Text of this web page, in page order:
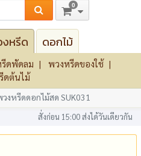
0
หรีด ดอกไม้
ดพัดลม
พวงหรีดของใช้
ดต้นไม้
งหรีดดอกไม้สด SUK031
สั่งก่อน 15:00 ส่งได้วันเดียวกัน